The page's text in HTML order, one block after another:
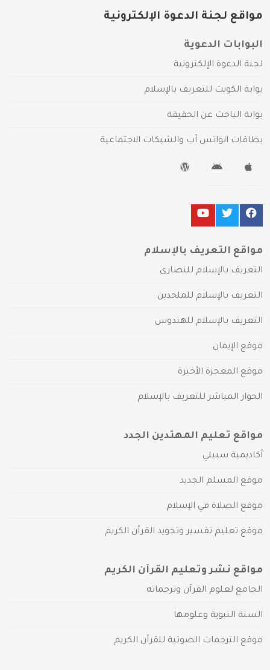
مواقع لجنة الدعوة الإلكترونية
البوابات الدعوية
لجنة الدعوة الإلكترونية
بوابة الكويت للتعريف بالإسلام
بوابة الباحث عن الحقيقة
بطاقات الواتس آب والشبكات الاجتماعية
مواقع التعريف بالإسلام
التعريف بالإسلام للنصارى
التعريف بالإسلام للملحدين
التعريف بالإسلام للهندوس
موقع الإيمان
موقع المعجزة الأخيرة
الحوار المباشر للتعريف بالإسلام
مواقع تعليم المهتدين الجدد
أكاديمية سبيلي
موقع المسلم الجديد
موقع الصلاة في الإسلام
موقع تعليم تفسير وتجويد القرآن الكريم
مواقع نشر وتعليم القرآن الكريم
الجامع لعلوم القرآن وترجماته
السنة النبوية وعلومها
موقع الترجمات الصوتية للقرآن الكريم